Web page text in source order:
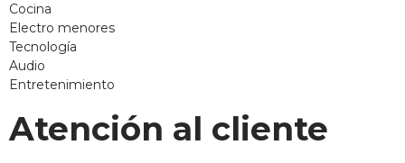
Cocina
Electro menores
Tecnología
Audio
Entretenimiento
Atención al cliente